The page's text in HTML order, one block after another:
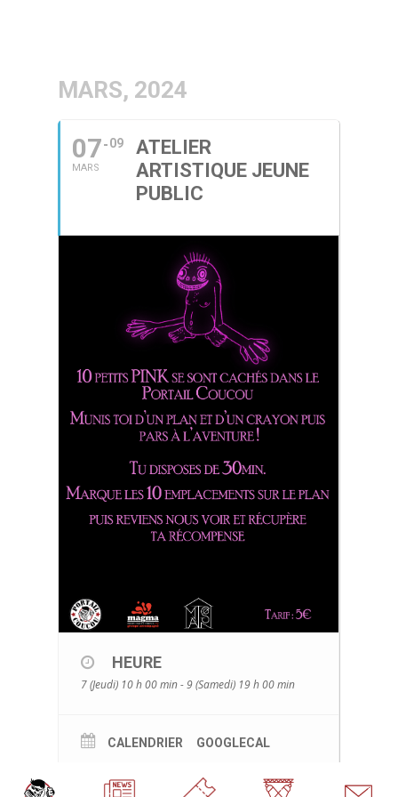
MARS, 2024
07
MARS
09
ATELIER
ARTISTIQUE JEUNE
PUBLIC
HEURE
7 (Jeudi) 10 h 00 min - 9 (Samedi) 19 h 00 min
CALENDRIER GOOGLECAL